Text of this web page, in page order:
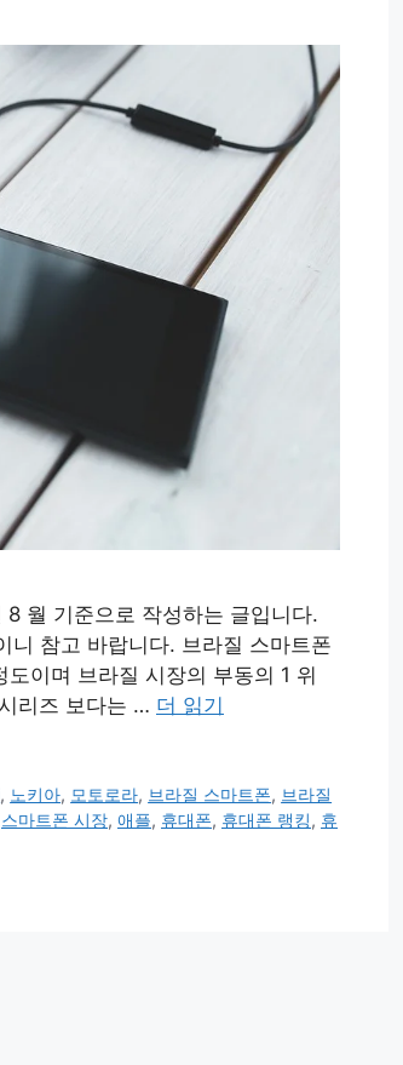
월 기준으로 작성하는 글입니다.
니 참고 바랍니다. 브라질 스마트폰
이며 브라질 시장의 부동의 1 위
리즈 보다는 … 더 읽기
, 노키아, 모토로라, 브라질 스마트폰, 브라질
스마트폰 시장, 애플, 휴대폰, 휴대폰 랭킹, 휴